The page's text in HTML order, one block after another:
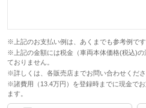
※上記のお支払い例は、あくまでも参考例です
※上記の金額には税金（車両本体価格(税込)
ておりません。
※詳しくは、各販売店までお問い合わせくださ
※諸費用（13.4万円）を登録時までに現金で
ます。